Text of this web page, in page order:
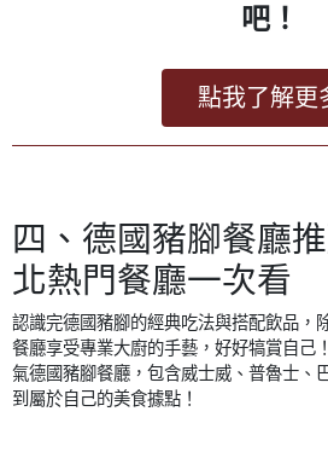
吧！
點我了解更
四、德國豬腳餐廳
北熱門餐廳一次看
認識完德國豬腳的經典吃法與搭配飲品，
餐廳享受專業大廚的手藝，好好犒賞自己
氣德國豬腳餐廳，包含威士威、普魯士、
到屬於自己的美食據點！